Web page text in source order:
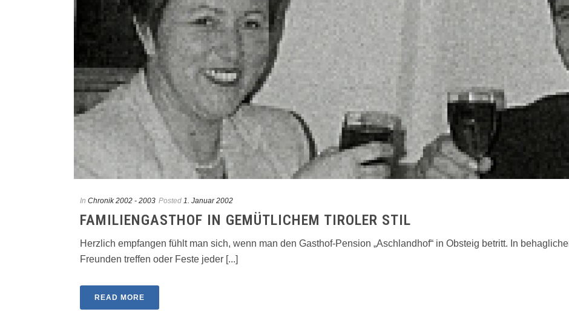
In Chronik 2002 - 2003 Posted 1. Januar 2002
FAMILIENGASTHOF IN GEMÜTLICHEM TIROLER STIL
Herzlich empfangen fühlt man sich, wenn man den Gasthof-Pen­sion „Aschlandhof“ in Obsteig betritt. In
Freunden treffen oder Feste jeder [...]
READ MORE